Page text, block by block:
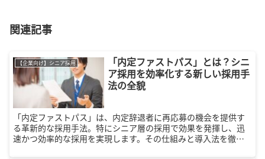
関連記事
【企業向け】シニア採用
「内定ファストパス」とは？シニ
ア採用を効率化する新しい採用手
法の全貌
「内定ファストパス」は、内定辞退者に再応募の機会を提供す
る革新的な採用手法。特にシニア層の採用で効果を発揮し、迅
速かつ効率的な採用を実現します。その仕組みと導入法を徹底